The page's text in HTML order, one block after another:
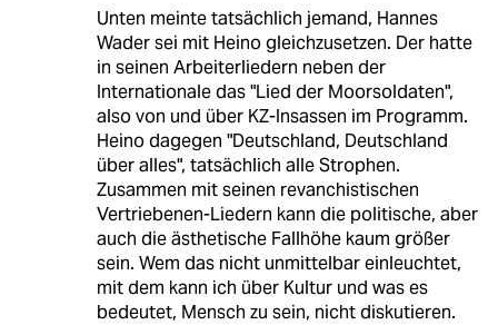
Unten meinte tatsächlich jemand, Hannes
Wader sei mit Heino gleichzusetzen. Der hatte
in seinen Arbeiterliedern neben der
Internationale das "Lied der Moorsoldaten",
also von und über KZ-Insassen im Programm.
Heino dagegen "Deutschland, Deutschland
über alles", tatsächlich alle Strophen.
Zusammen mit seinen revanchistischen
Vertriebenen-Liedern kann die politische, aber
auch die ästhetische Fallhöhe kaum größer
sein. Wem das nicht unmittelbar einleuchtet,
mit dem kann ich über Kultur und was es
bedeutet, Mensch zu sein, nicht diskutieren.